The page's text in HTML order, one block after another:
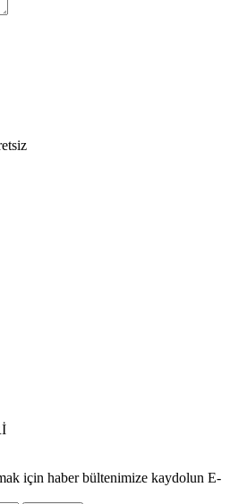
için haber bültenimize kaydolun E-